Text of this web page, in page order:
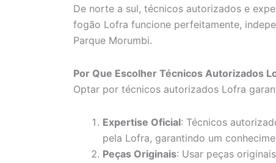
De norte a sul, técnicos autorizados e
fogão Lofra funcione perfeitamente,
Parque Morumbi.
Por Que Escolher Técnicos Autorizados
Optar por técnicos autorizados Lofra
Expertise Oficial: Técnicos
pela Lofra, garantindo um
Peças Originais: Usar peças